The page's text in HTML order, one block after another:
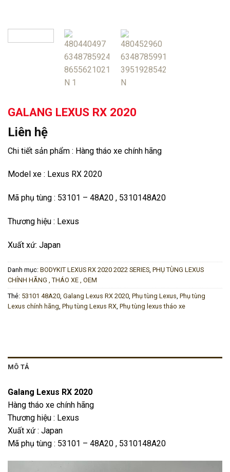
GALANG LEXUS RX 2020
Liên hệ
Chi tiết sản phẩm : Hàng tháo xe chính hãng
Model xe : Lexus RX 2020
Mã phụ tùng : 53101 – 48A20 , 5310148A20
Thương hiệu : Lexus
Xuất xứ: Japan
Danh mục: BODYKIT LEXUS RX 2020 2022 SERIES, PHỤ TÙNG LEXUS
CHÍNH HÃNG , THÁO XE , OEM
Thẻ: 53101 48A20, Galang Lexus RX 2020, Phụ tùng Lexus, Phụ tùng
Lexus chính hãng, Phụ tùng Lexus RX, Phụ tùng lexus tháo xe
MÔ TẢ
Galang Lexus RX 2020
Hàng tháo xe chính hãng
Thương hiệu : Lexus
Xuất xứ : Japan
Mã phụ tùng : 53101 – 48A20 , 5310148A20